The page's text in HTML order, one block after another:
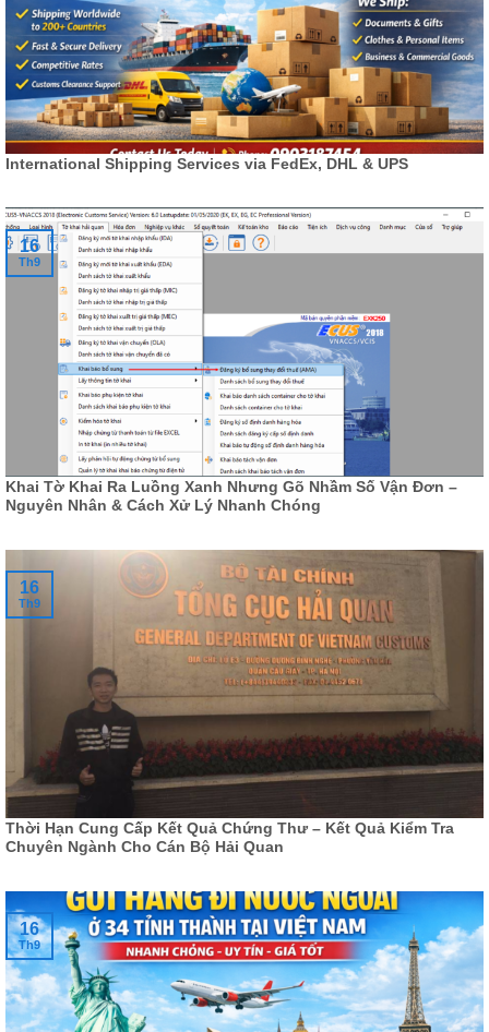
International Shipping Services via FedEx, DHL & UPS
Khai Tờ Khai Ra Luồng Xanh Nhưng Gõ Nhầm Số Vận Đơn –
Nguyên Nhân & Cách Xử Lý Nhanh Chóng
16
Th9
Thời Hạn Cung Cấp Kết Quả Chứng Thư – Kết Quả Kiểm Tra
Chuyên Ngành Cho Cán Bộ Hải Quan
16
Th9
16
Th9